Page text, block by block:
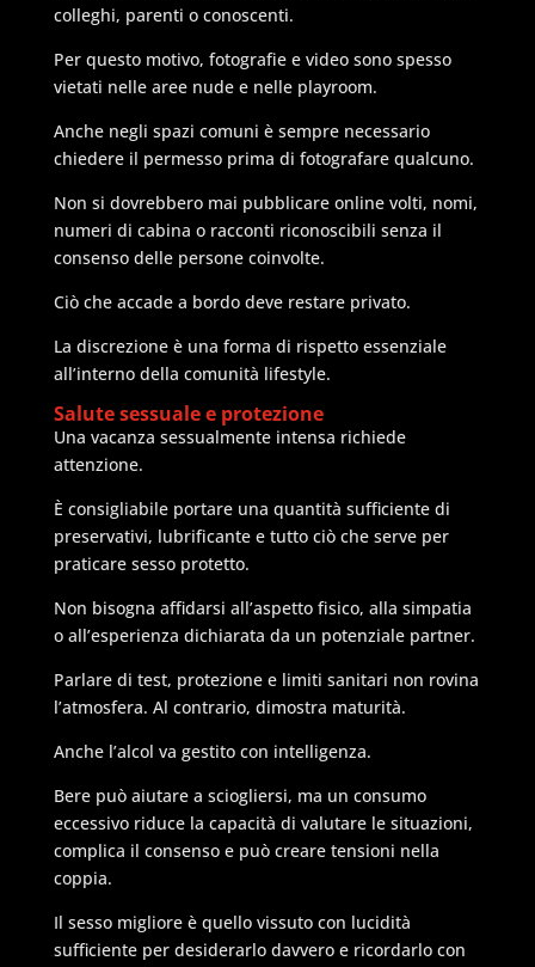
colleghi, parenti o conoscenti.
Per questo motivo, fotografie e video sono spesso
vietati nelle aree nude e nelle playroom.
Anche negli spazi comuni è sempre necessario
chiedere il permesso prima di fotografare qualcuno.
Non si dovrebbero mai pubblicare online volti, nomi,
numeri di cabina o racconti riconoscibili senza il
consenso delle persone coinvolte.
Ciò che accade a bordo deve restare privato.
La discrezione è una forma di rispetto essenziale
all’interno della comunità lifestyle.
Salute sessuale e protezione
Una vacanza sessualmente intensa richiede
attenzione.
È consigliabile portare una quantità sufficiente di
preservativi, lubrificante e tutto ciò che serve per
praticare sesso protetto.
Non bisogna affidarsi all’aspetto fisico, alla simpatia
o all’esperienza dichiarata da un potenziale partner.
Parlare di test, protezione e limiti sanitari non rovina
l’atmosfera. Al contrario, dimostra maturità.
Anche l’alcol va gestito con intelligenza.
Bere può aiutare a sciogliersi, ma un consumo
eccessivo riduce la capacità di valutare le situazioni,
complica il consenso e può creare tensioni nella
coppia.
Il sesso migliore è quello vissuto con lucidità
sufficiente per desiderarlo davvero e ricordarlo con